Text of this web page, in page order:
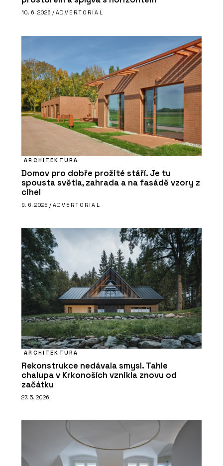
10. 6. 2026 / ADVERTORIAL
ARCHITEKTURA
Domov pro dobře prožité stáří. Je tu
spousta světla, zahrada a na fasádě vzory z
cihel
9. 6. 2026 / ADVERTORIAL
ARCHITEKTURA
Rekonstrukce nedávala smysl. Tahle
chalupa v Krkonoších vznikla znovu od
začátku
27. 5. 2026